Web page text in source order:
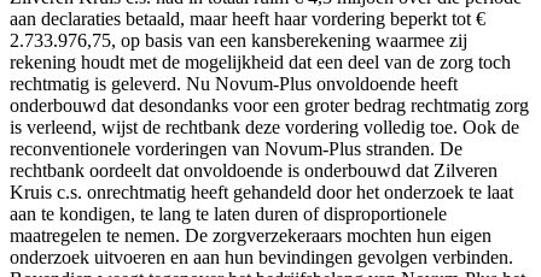
aan declaraties betaald, maar heeft haar vordering beperkt tot €
2.733.976,75, op basis van een kansberekening waarmee zij
rekening houdt met de mogelijkheid dat een deel van de zorg toch
rechtmatig is geleverd. Nu Novum-Plus onvoldoende heeft
onderbouwd dat desondanks voor een groter bedrag rechtmatig zorg
is verleend, wijst de rechtbank deze vordering volledig toe. Ook de
reconventionele vorderingen van Novum-Plus stranden. De
rechtbank oordeelt dat onvoldoende is onderbouwd dat Zilveren
Kruis c.s. onrechtmatig heeft gehandeld door het onderzoek te laat
aan te kondigen, te lang te laten duren of disproportionele
maatregelen te nemen. De zorgverzekeraars mochten hun eigen
onderzoek uitvoeren en aan hun bevindingen gevolgen verbinden.